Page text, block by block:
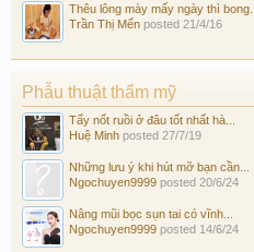
Thêu lông mày mấy ngày thì bong...
Trần Thị Mến posted 21/4/16
Phẫu thuật thẩm mỹ
Tẩy nốt ruồi ở đâu tốt nhất hà...
Huệ Minh posted 27/7/19
Những lưu ý khi hút mỡ bạn cần...
Ngochuyen9999 posted 20/6/24
Nâng mũi bọc sụn tai có vĩnh...
Ngochuyen9999 posted 14/6/24